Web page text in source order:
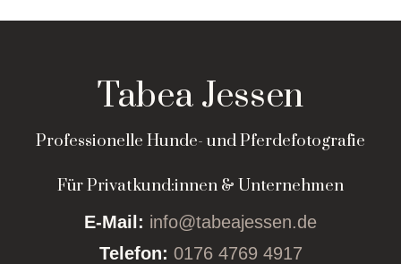
Tabea Jessen
Professionelle Hunde- und Pferdefotografie
Für Privatkund:innen & Unternehmen
E-Mail: info@tabeajessen.de
Telefon: 0176 4769 4917